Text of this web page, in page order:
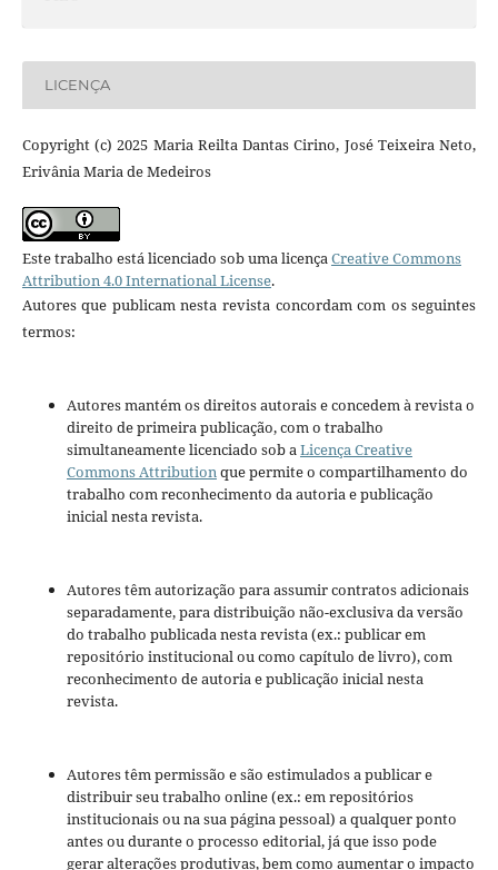
LICENÇA
Copyright (c) 2025 Maria Reilta Dantas Cirino, José Teixeira Neto,
Erivânia Maria de Medeiros
Este trabalho está licenciado sob uma licençaCreative Commons
Attribution 4.0 International License.
Autores que publicam nesta revista concordam com os seguintes
termos:
Autores mantém os direitos autorais e concedem à revista o
direito de primeira publicação, com o trabalho
simultaneamente licenciado sob aLicença Creative
Commons Attributionque permite o compartilhamento do
trabalho com reconhecimento da autoria e publicação
inicial nesta revista.
Autores têm autorização para assumir contratos adicionais
separadamente, para distribuição não-exclusiva da versão
do trabalho publicada nesta revista (ex.: publicar em
repositório institucional ou como capítulo de livro), com
reconhecimento de autoria e publicação inicial nesta
revista.
Autores têm permissão e são estimulados a publicar e
distribuir seu trabalho online (ex.: em repositórios
institucionais ou na sua página pessoal) a qualquer ponto
antes ou durante o processo editorial, já que isso pode
gerar alterações produtivas, bem como aumentar o impacto